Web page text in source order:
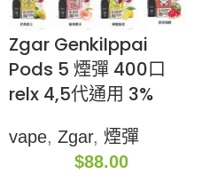
Zgar GenkiIppai
Pods 5 煙彈 400口
relx 4,5代通用 3%
vape, Zgar, 煙彈
$88.00